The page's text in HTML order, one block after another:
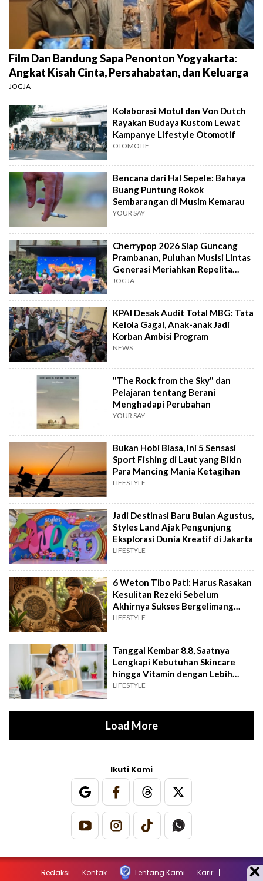
Film Dan Bandung Sapa Penonton Yogyakarta:
Angkat Kisah Cinta, Persahabatan, dan Keluarga
JOGJA
Kolaborasi Motul dan Von Dutch
Rayakan Budaya Kustom Lewat
Kampanye Lifestyle Otomotif
OTOMOTIF
Bencana dari Hal Sepele: Bahaya
Buang Puntung Rokok
Sembarangan di Musim Kemarau
YOUR SAY
Cherrypop 2026 Siap Guncang
Prambanan, Puluhan Musisi Lintas
Generasi Meriahkan Repelita
Musik
JOGJA
KPAI Desak Audit Total MBG: Tata
Kelola Gagal, Anak-anak Jadi
Korban Ambisi Program
NEWS
"The Rock from the Sky" dan
Pelajaran tentang Berani
Menghadapi Perubahan
YOUR SAY
Bukan Hobi Biasa, Ini 5 Sensasi
Sport Fishing di Laut yang Bikin
Para Mancing Mania Ketagihan
LIFESTYLE
Jadi Destinasi Baru Bulan Agustus,
Styles Land Ajak Pengunjung
Eksplorasi Dunia Kreatif di Jakarta
LIFESTYLE
6 Weton Tibo Pati: Harus Rasakan
Kesulitan Rezeki Sebelum
Akhirnya Sukses Bergelimang
Harta
LIFESTYLE
Tanggal Kembar 8.8, Saatnya
Lengkapi Kebutuhan Skincare
hingga Vitamin dengan Lebih
Hemat
LIFESTYLE
Load More
Ikuti Kami
Redaksi Kontak Tentang Kami Karir